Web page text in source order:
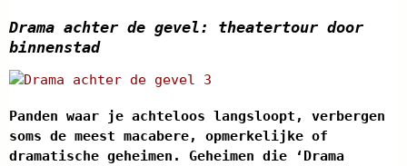
Drama achter de gevel: theatertour door
binnenstad
Panden waar je achteloos langsloopt, verbergen
soms de meest macabere, opmerkelijke of
dramatische geheimen. Geheimen die ‘Drama